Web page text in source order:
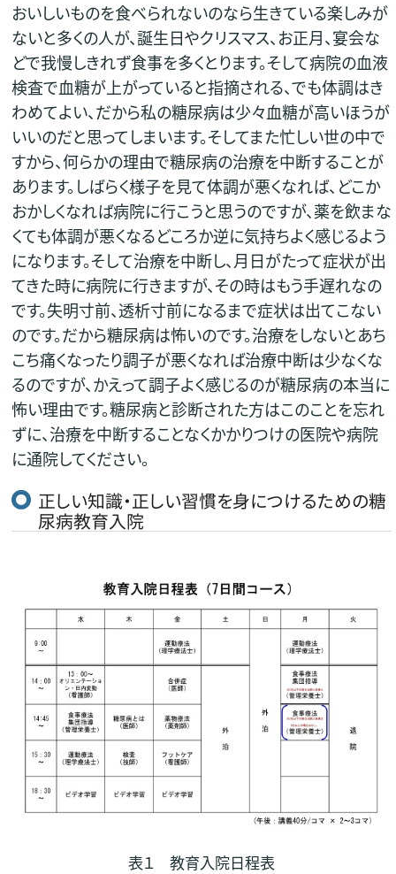
おいしいものを食べられないのなら生きている楽しみが
ないと多くの人が、誕生日やクリスマス、お正月、宴会な
どで我慢しきれず食事を多くとります。そして病院の血液
検査で血糖が上がっていると指摘される、でも体調はき
わめてよい、だから私の糖尿病は少々血糖が高いほうが
いいのだと思ってしまいます。そしてまた忙しい世の中で
すから、何らかの理由で糖尿病の治療を中断することが
あります。しばらく様子を見て体調が悪くなれば、どこか
おかしくなれば病院に行こうと思うのですが、薬を飲まな
くても体調が悪くなるどころか逆に気持ちよく感じるよう
になります。そして治療を中断し、月日がたって症状が出
てきた時に病院に行きますが、その時はもう手遅れなの
です。失明寸前、透析寸前になるまで症状は出てこない
のです。だから糖尿病は怖いのです。治療をしないとあち
こち痛くなったり調子が悪くなれば治療中断は少なくな
るのですが、かえって調子よく感じるのが糖尿病の本当に
怖い理由です。糖尿病と診断された方はこのことを忘れ
ずに、治療を中断することなくかかりつけの医院や病院
に通院してください。
正しい知識・正しい習慣を身につけるための糖
尿病教育入院
表１ 教育入院日程表